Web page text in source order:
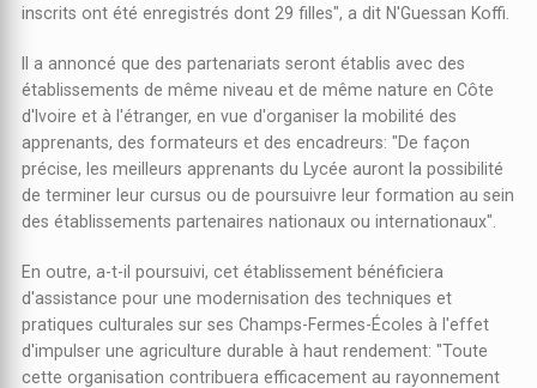
inscrits ont été enregistrés dont 29 filles", a dit N'Guessan Koffi.
Il a annoncé que des partenariats seront établis avec des
établissements de même niveau et de même nature en Côte
d'Ivoire et à l'étranger, en vue d'organiser la mobilité des
apprenants, des formateurs et des encadreurs: "De façon
précise, les meilleurs apprenants du Lycée auront la possibilité
de terminer leur cursus ou de poursuivre leur formation au sein
des établissements partenaires nationaux ou internationaux".
En outre, a-t-il poursuivi, cet établissement bénéficiera
d'assistance pour une modernisation des techniques et
pratiques culturales sur ses Champs-Fermes-Écoles à l'effet
d'impulser une agriculture durable à haut rendement: "Toute
cette organisation contribuera efficacement au rayonnement